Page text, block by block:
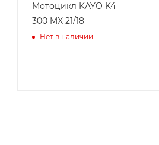
Мотоцикл KAYO K4
300 MX 21/18
Нет в наличии